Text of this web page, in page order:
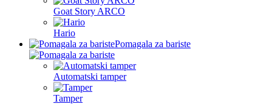
Goat Story ARCO
Hario
Pomagala za bariste
Automatski tamper
Tamper